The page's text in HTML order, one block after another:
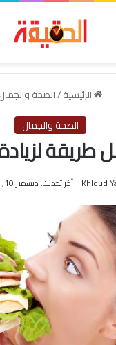
الرئيسية/الصحة والجمال
الصحة والجمال
طريقة
Khloud آخر تحديث: ديسمبر 10, 2022